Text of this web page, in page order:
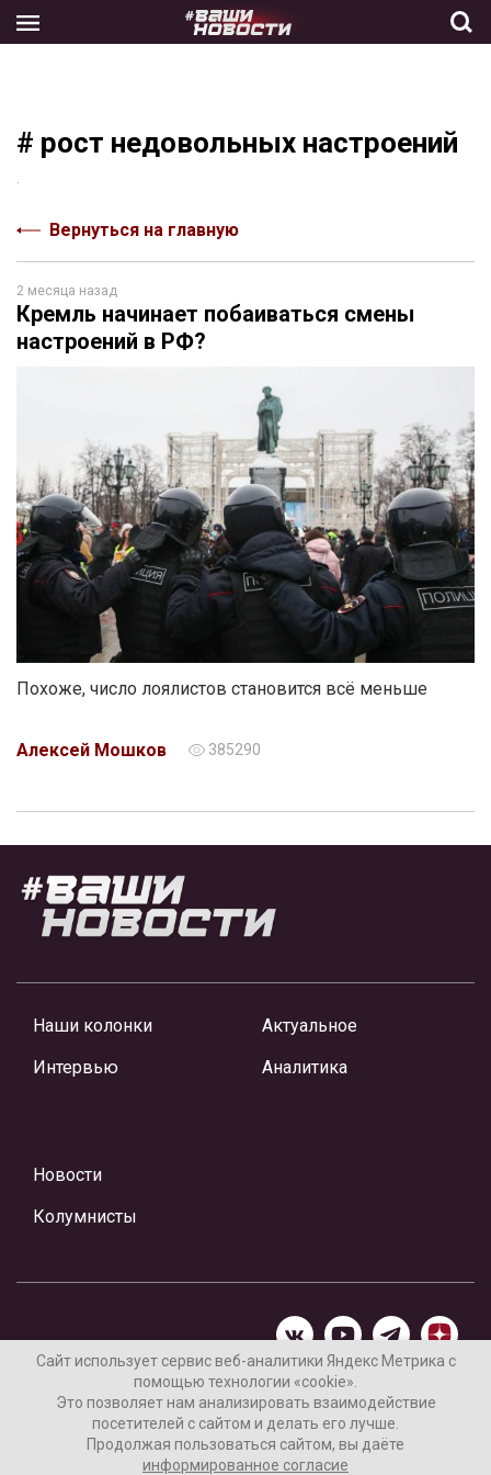
the
# рост недовольных настроений
Вернуться на главную
2 месяца назад
Кремль начинает побаиваться смены
настроений в РФ?
Похоже, число лоялистов становится всё меньше
Алексей Мошков 385290
Наши колонки
Интервью
Актуальное
Аналитика
Новости
Колумнисты
Материалы предоставлены редакцией Интернет-газеты
«Ваши новости»
Нашли ошибку? Выделите ее и нажмите Ctrl+Enter
Сайт использует сервис веб-аналитики Яндекс Метрика с
помощью технологии «cookie».
Это позволяет нам анализировать взаимодействие
посетителей с сайтом и делать его лучше.
Продолжая пользоваться сайтом, вы даёте
информированное согласие